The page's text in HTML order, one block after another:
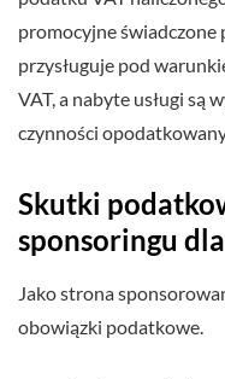
promocyjne świadczone
przysługuje pod
VAT, a nabyte usługi są
czynności
Skutki
sponsoringu
Jako strona
obowiązki podatkowe.